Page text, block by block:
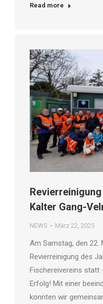
Read more
Kalter Gang-
NEWS März 22, 2025
Am Samstag, den 22.
Revierreinigung des
Fischereivereins statt
Erfolg! Mit einer
konnten wir